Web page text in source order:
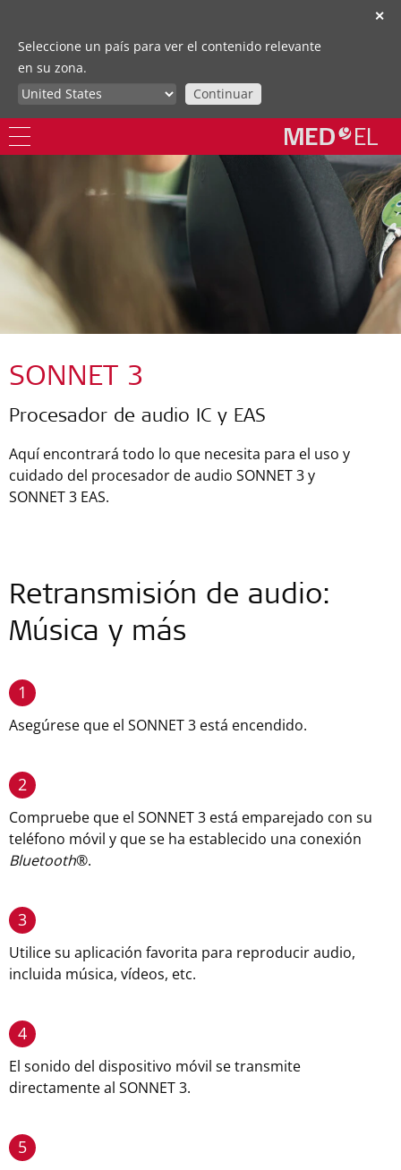
✕
Seleccione un país para ver el contenido relevante
en su zona.
Continuar
SONNET 3
Procesador de audio IC y EAS
Aquí encontrará todo lo que necesita para el uso y
cuidado del procesador de audio SONNET 3 y
SONNET 3 EAS.
Retransmisión de audio:
Música y más
1
Asegúrese que el SONNET 3 está encendido.
2
Compruebe que el SONNET 3 está emparejado con su
teléfono móvil y que se ha establecido una conexión
Bluetooth®.
3
Utilice su aplicación favorita para reproducir audio,
incluida música, vídeos, etc.
4
El sonido del dispositivo móvil se transmite
directamente al SONNET 3.
5